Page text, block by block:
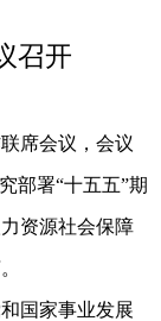
召开
席会议，会议
部署“十五五”期
资源社会保障
国家事业发展